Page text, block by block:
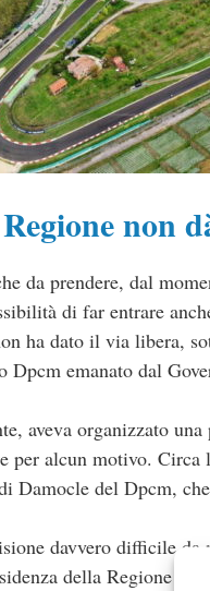
non
da prendere, dal
di far entrare
ha dato il via libera,
Dpcm emanato dal
aveva organizzato
per alcun motivo.
Damocle del Dpcm,
davvero difficile
della Regione